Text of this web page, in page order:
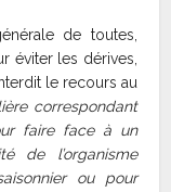
de toutes,
éviter les dérives,
le recours au
correspondant
faire face à un
de l’organisme
ou pour